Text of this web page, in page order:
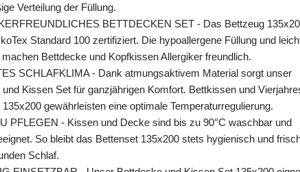
Verteilung der Füllung.
BETTDECKEN SET - Das Bettzeug
Standard 100 zertifiziert. Die hypoallergene Füllung und
machen Bettdecke und Kopfkissen Allergiker freundlich.
SCHLAFKLIMA - Dank atmungsaktivem Material sorgt unser
und Kissen Set für ganzjährigen Komfort. Bettkissen und
gewährleisten eine optimale Temperaturregulierung.
PFLEGEN - Kissen und Decke sind bis zu 90°C waschbar und
So bleibt das Bettenset 135x200 stets hygienisch und
Schlaf.